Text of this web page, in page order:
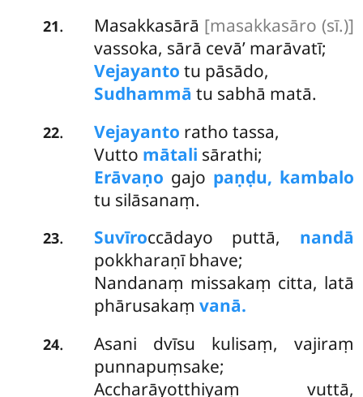
21. Masakkasārā [masakkasāro (sī.)]
vassoka, sārā cevā’ marāvatī;
Vejayanto tu pāsādo,
Sudhammā tu sabhā matā.
22. Vejayanto ratho tassa,
Vutto mātali sārathi;
Erāvaṇo gajo paṇḍu, kambalo
tu silāsanaṃ.
23. Suvīroccādayo puttā, nandā
pokkharaṇī bhave;
Nandanaṃ missakaṃ citta, latā
phārusakaṃ vanā.
24.
Asani dvīsu kulisaṃ, vajiraṃ
punnapuṃsake;
Accharāyotthiyaṃ vuttā,